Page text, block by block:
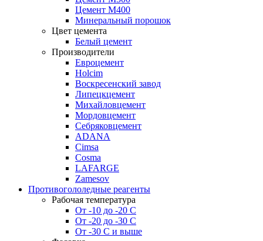
Цемент М400
Минеральный порошок
Цвет цемента
Белый цемент
Производители
Евроцемент
Holcim
Воскресенский завод
Липецкцемент
Михайловцемент
Мордовцемент
Себряковцемент
ADANA
Cimsa
Cosma
LAFARGE
Zamesov
Противогололедные реагенты
Рабочая температура
От -10 до -20 С
От -20 до -30 С
От -30 С и выше